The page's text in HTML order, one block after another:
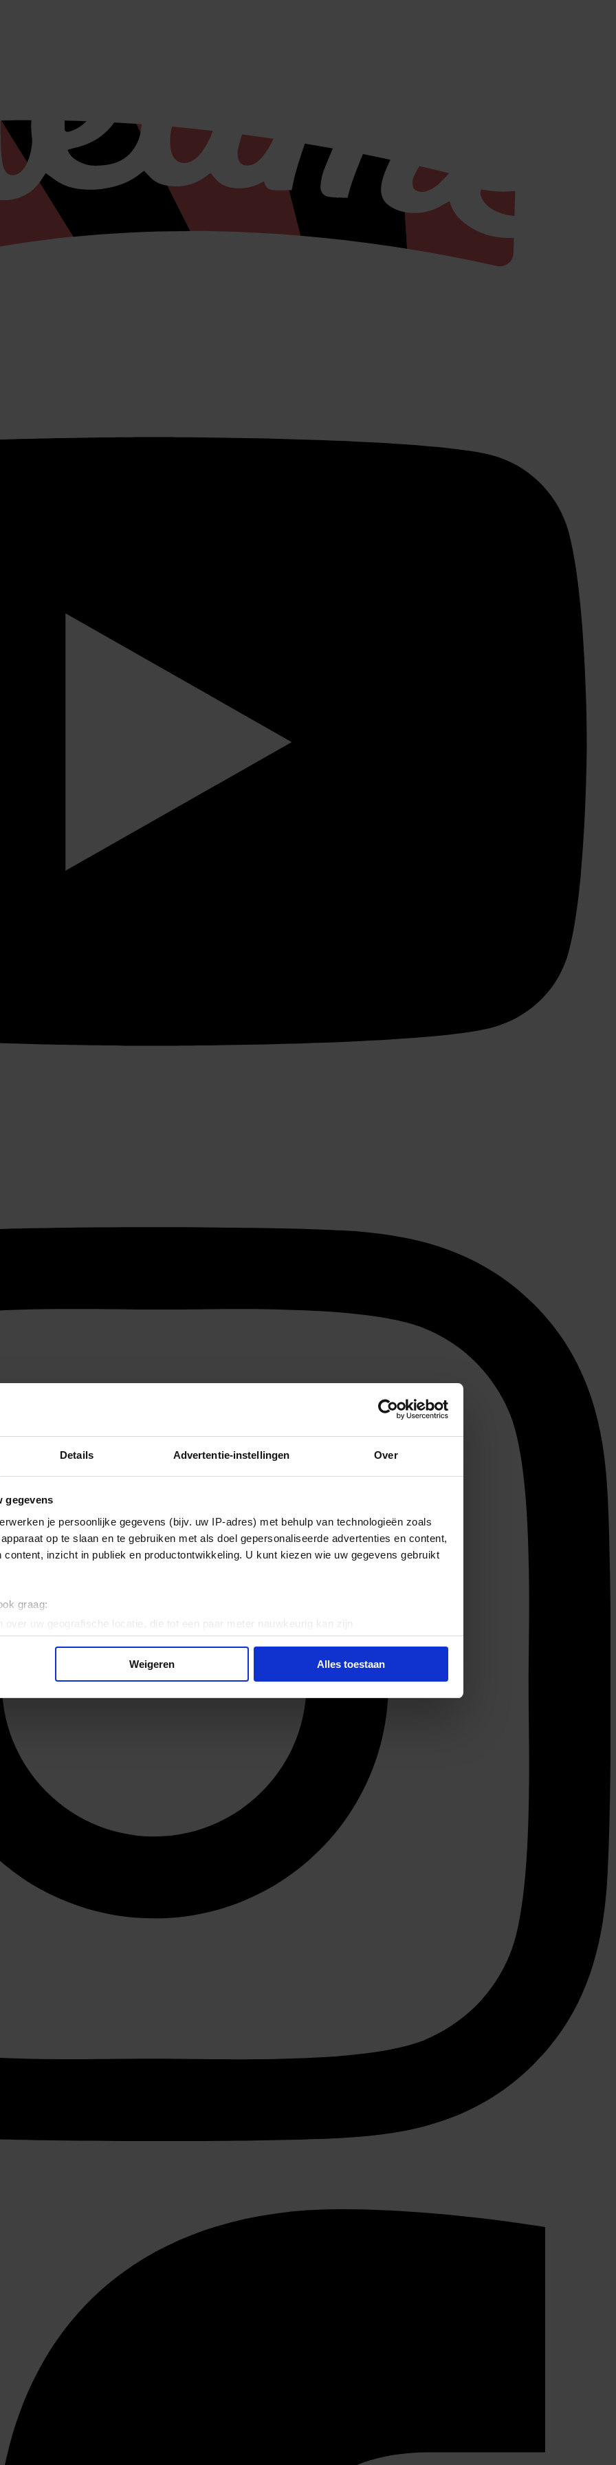
Details Advertentie-instellingen Over
gegevens
je persoonlijke gegevens (bijv. uw IP-adres) met behulp van technologieën zoals
op te slaan en te gebruiken met als doel gepersonaliseerde advertenties en content,
content, inzicht in publiek en productontwikkeling. U kunt kiezen wie uw gegevens gebruikt
graag:
over uw geografische locatie, die tot een paar meter nauwkeurig kan zijn
door het actief te scannen op specifieke eigenschappen (fingerprinting)
gegevens worden verwerkt en stel uw voorkeuren in het
detailgedeelte
en advertenties te personaliseren, om functies voor social media te bieden en om ons
Ook delen we informatie over uw gebruik van onze site met onze partners voor social
Deze partners kunnen deze gegevens combineren met andere informatie die u aan ze heeft
op basis van uw gebruik van hun services.
Weigeren Alles toestaan